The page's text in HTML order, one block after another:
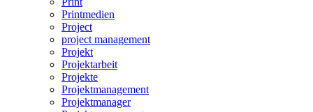
Printmedien
Project
project management
Projekt
Projektarbeit
Projekte
Projektmanagement
Projektmanager